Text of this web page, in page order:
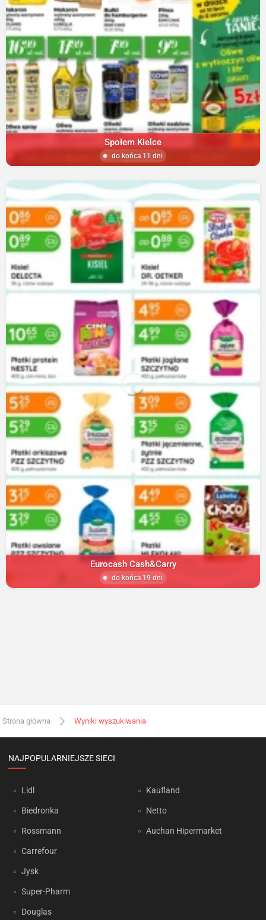
Społem Kielce
do końca 11 dni
Eurocash Cash&Carry
do końca 19 dni
Strona główna Wyniki wyszukiwania
NAJPOPULARNIEJSZE SIECI
Lidl
Biedronka
Rossmann
Carrefour
Jysk
Super-Pharm
Douglas
Kaufland
Netto
Auchan Hipermarket